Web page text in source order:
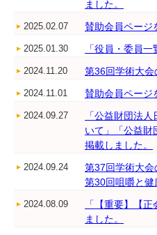
ました。
2025.02.07 賛助会員ページ
2025.01.30 「役員・委員
2024.11.20 第36回学術大
2024.11.01 賛助会員ページ
2024.09.27
「公益財団法
いて」「公益
掲載しました。
2024.09.24
第37回学術大会
第30回咀嚼と
2024.08.09
「【重要】【
ました。